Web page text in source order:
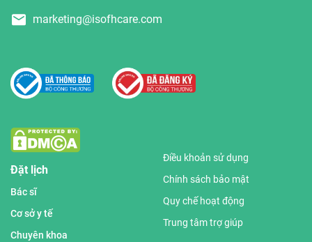
marketing@isofhcare.com
Đặt lịch
Bác sĩ
Cơ sở y tế
Chuyên khoa
Điều khoản sử dụng
Chính sách bảo mật
Quy chế hoạt động
Trung tâm trợ giúp